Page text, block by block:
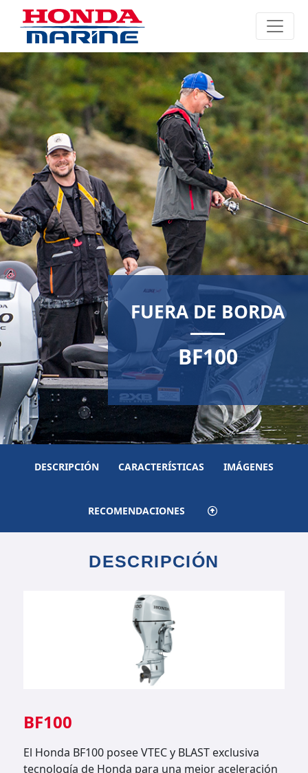
FUERA DE BORDA
BF100
DESCRIPCIÓN CARACTERÍSTICAS IMÁGENES
RECOMENDACIONES
DESCRIPCIÓN
BF100
El Honda BF100 posee VTEC y BLAST exclusiva
tecnología de Honda para una mejor aceleración